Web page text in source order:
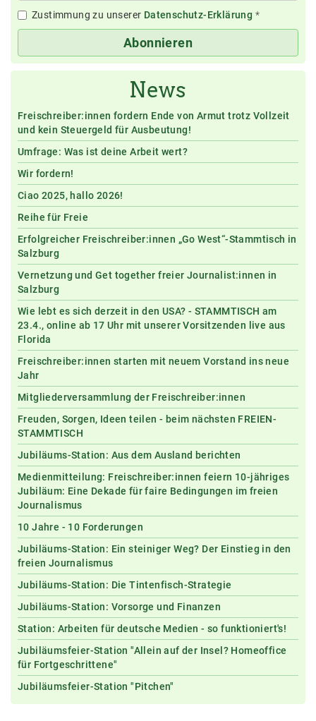
Zustimmung zu unserer Datenschutz-Erklärung *
Abonnieren
News
Freischreiber:innen fordern Ende von Armut trotz Vollzeit
und kein Steuergeld für Ausbeutung!
Umfrage: Was ist deine Arbeit wert?
Wir fordern!
Ciao 2025, hallo 2026!
Reihe für Freie
Erfolgreicher Freischreiber:innen „Go West“-Stammtisch in
Salzburg
Vernetzung und Get together freier Journalist:innen in
Salzburg
Wie lebt es sich derzeit in den USA? - STAMMTISCH am
23.4., online ab 17 Uhr mit unserer Vorsitzenden live aus
Florida
Freischreiber:innen starten mit neuem Vorstand ins neue
Jahr
Mitgliederversammlung der Freischreiber:innen
Freuden, Sorgen, Ideen teilen - beim nächsten FREIEN-
STAMMTISCH
Jubiläums-Station: Aus dem Ausland berichten
Medienmitteilung: Freischreiber:innen feiern 10-jähriges
Jubiläum: Eine Dekade für faire Bedingungen im freien
Journalismus
10 Jahre - 10 Forderungen
Jubiläums-Station: Ein steiniger Weg? Der Einstieg in den
freien Journalismus
Jubiläums-Station: Die Tintenfisch-Strategie
Jubiläums-Station: Vorsorge und Finanzen
Station: Arbeiten für deutsche Medien - so funktioniert's!
Jubiläumsfeier-Station "Allein auf der Insel? Homeoffice
für Fortgeschrittene"
Jubiläumsfeier-Station "Pitchen"